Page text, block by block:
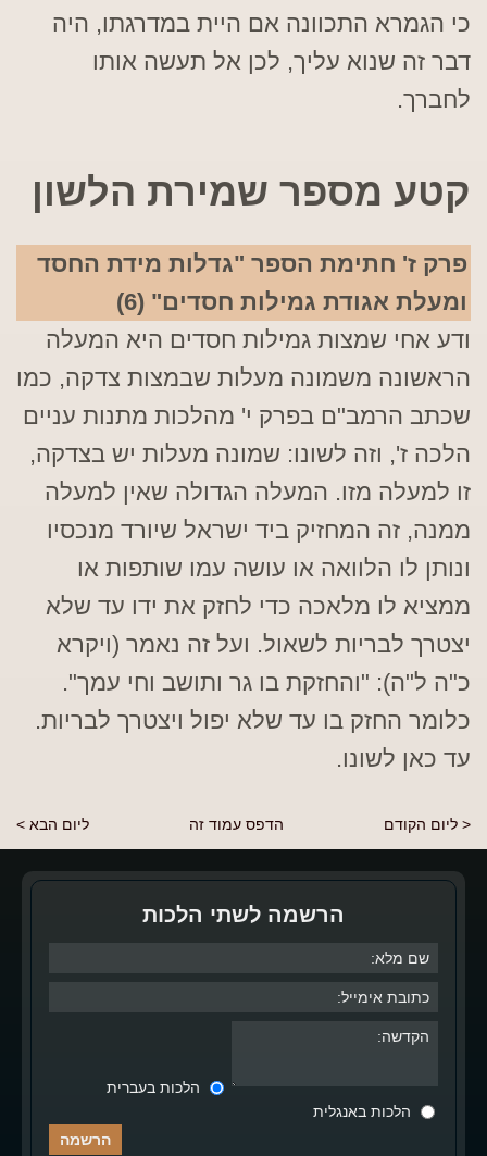
כי הגמרא התכוונה אם היית במדרגתו, היה
דבר זה שנוא עליך, לכן אל תעשה אותו
לחברך.
קטע מספר שמירת הלשון
פרק ז' חתימת הספר "גדלות מידת החסד
ומעלת אגודת גמילות חסדים" (6)
ודע אחי שמצות גמילות חסדים היא המעלה
הראשונה משמונה מעלות שבמצות צדקה, כמו
שכתב הרמב"ם בפרק י' מהלכות מתנות עניים
הלכה ז', וזה לשונו: שמונה מעלות יש בצדקה,
זו למעלה מזו. המעלה הגדולה שאין למעלה
ממנה, זה המחזיק ביד ישראל שיורד מנכסיו
ונותן לו הלוואה או עושה עמו שותפות או
ממציא לו מלאכה כדי לחזק את ידו עד שלא
יצטרך לבריות לשאול. ועל זה נאמר (ויקרא
כ"ה ל"ה): "והחזקת בו גר ותושב וחי עמך".
כלומר החזק בו עד שלא יפול ויצטרך לבריות.
עד כאן לשונו.
< ליום הקודם ליום הבא > הדפס עמוד זה
הרשמה לשתי הלכות
הלכות בעברית
הלכות באנגלית